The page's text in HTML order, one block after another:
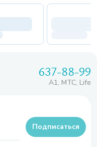
637-88-99
A1, МТС, Life
Подписаться